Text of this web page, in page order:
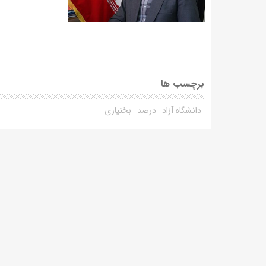
برچسب ها
دانشگاه آزاد درصد بختیاری